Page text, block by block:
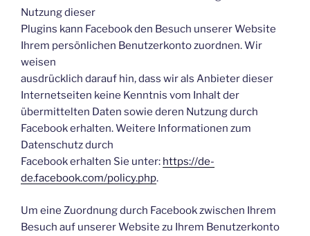
Nutzung dieser
Plugins kann Facebook den Besuch unserer Website
Ihrem persönlichen Benutzerkonto zuordnen. Wir
weisen
ausdrücklich darauf hin, dass wir als Anbieter dieser
Internetseiten keine Kenntnis vom Inhalt der
übermittelten Daten sowie deren Nutzung durch
Facebook erhalten. Weitere Informationen zum
Datenschutz durch
Facebook erhalten Sie unter: https://de-
de.facebook.com/policy.php.
Um eine Zuordnung durch Facebook zwischen Ihrem
Besuch auf unserer Website zu Ihrem Benutzerkonto